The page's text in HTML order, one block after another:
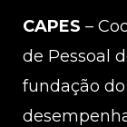
CAPES –
de Pessoal
fundação